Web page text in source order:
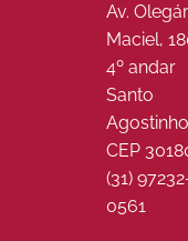
Av.
Maciel,
4º andar
Santo
CEP
(31)
0561